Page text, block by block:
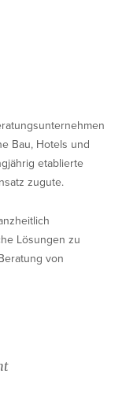
Bau, Hotels und
etablierte
zugute.
Lösungen zu
von